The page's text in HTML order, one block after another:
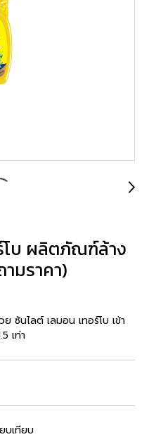
โบ ผลิตภัณฑ์ล้าง
มราคา)
ซันไลต์ เลมอน เทอร์โบ เข้า
เท่า
บเทียบ